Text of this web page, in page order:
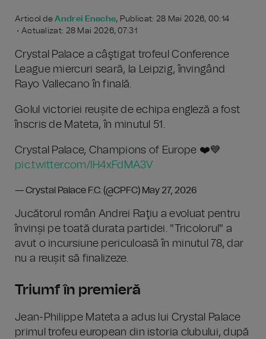
Articol deAndrei Enache, Publicat: 28 Mai 2026, 00:14
• Actualizat: 28 Mai 2026, 07:31
Crystal Palace a câştigat trofeul Conference
League miercuri seară, la Leipzig, învingând
Rayo Vallecano în finală.
Golul victoriei reușite de echipa engleză a fost
înscris de Mateta, în minutul 51.
Crystal Palace, Champions of Europe ❤️💙
pic.twitter.com/IH4xFdMA3V
— Crystal Palace F.C. (@CPFC) May 27, 2026
Jucătorul român Andrei Raţiu a evoluat pentru
învinși pe toată durata partidei. "Tricolorul" a
avut o incursiune periculoasă în minutul 78, dar
nu a reușit să finalizeze.
Triumf în premieră
Jean-Philippe Mateta a adus lui Crystal Palace
primul trofeu european din istoria clubului, după